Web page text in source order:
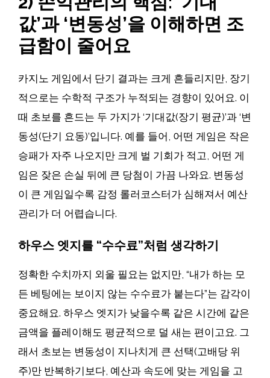
값’과 ‘변동성’을 이해하면 조
급함이 줄어요
카지노 게임에서 단기 결과는 크게 흔들리지만, 장기
적으로는 수학적 구조가 누적되는 경향이 있어요. 이
때 초보를 흔드는 두 가지가 ‘기대값(장기 평균)’과 ‘변
동성(단기 요동)’입니다. 예를 들어, 어떤 게임은 작은
승패가 자주 나오지만 크게 벌 기회가 적고, 어떤 게
임은 잦은 손실 뒤에 큰 당첨이 가끔 나와요. 변동성
이 큰 게임일수록 감정 롤러코스터가 심해져서 예산
관리가 더 어렵습니다.
하우스 엣지를 “수수료”처럼 생각하기
정확한 수치까지 외울 필요는 없지만, “내가 하는 모
든 베팅에는 보이지 않는 수수료가 붙는다”는 감각이
중요해요. 하우스 엣지가 낮을수록 같은 시간에 같은
금액을 플레이해도 평균적으로 덜 새는 편이고요. 그
래서 초보는 변동성이 지나치게 큰 선택(고배당 위
주)만 반복하기보다, 예산과 속도에 맞는 게임을 고